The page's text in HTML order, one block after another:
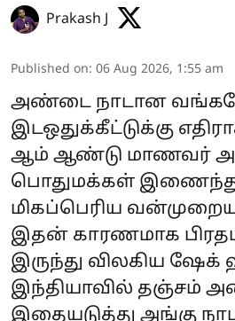
Prakash J
Published on: 06 Aug 2026, 1:55 am
அண்டை நாடான
இடஒதுக்கீட்டுக்கு
ஆம் ஆண்டு மாணவர்
பொதுமக்கள் இணைந்து
மிகப்பெரிய
இதன் காரணமாக
இருந்து விலகிய
இந்தியாவில் தஞ்சம்
இதையடுத்து அங்கு